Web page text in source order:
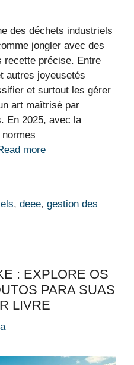
des déchets industriels
jongler avec des
recette précise. Entre
autres joyeusetés
et surtout les gérer
art maîtrisé par
En 2025, avec la
more
,deee,gestion des
: EXPLORE OS
PARA SUAS
LIVRE